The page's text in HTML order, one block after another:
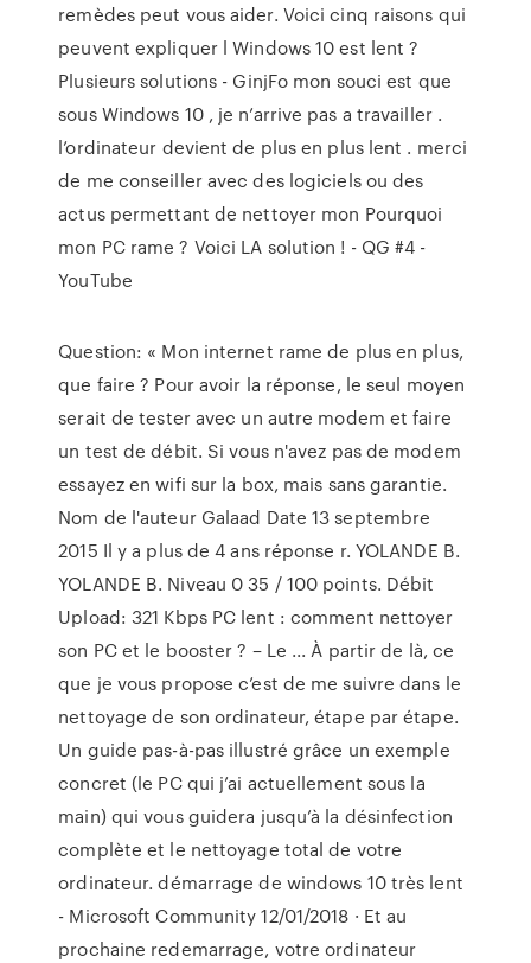
remèdes peut vous aider. Voici cinq raisons qui
peuvent expliquer l Windows 10 est lent ?
Plusieurs solutions - GinjFo mon souci est que
sous Windows 10 , je n’arrive pas a travailler .
l’ordinateur devient de plus en plus lent . merci
de me conseiller avec des logiciels ou des
actus permettant de nettoyer mon Pourquoi
mon PC rame ? Voici LA solution ! - QG #4 -
YouTube
Question: « Mon internet rame de plus en plus,
que faire ? Pour avoir la réponse, le seul moyen
serait de tester avec un autre modem et faire
un test de débit. Si vous n'avez pas de modem
essayez en wifi sur la box, mais sans garantie.
Nom de l'auteur Galaad Date 13 septembre
2015 Il y a plus de 4 ans réponse r. YOLANDE B.
YOLANDE B. Niveau 0 35 / 100 points. Débit
Upload: 321 Kbps PC lent : comment nettoyer
son PC et le booster ? – Le ... À partir de là, ce
que je vous propose c’est de me suivre dans le
nettoyage de son ordinateur, étape par étape.
Un guide pas-à-pas illustré grâce un exemple
concret (le PC qui j’ai actuellement sous la
main) qui vous guidera jusqu’à la désinfection
complète et le nettoyage total de votre
ordinateur. démarrage de windows 10 très lent
- Microsoft Community 12/01/2018 · Et au
prochaine redemarrage, votre ordinateur